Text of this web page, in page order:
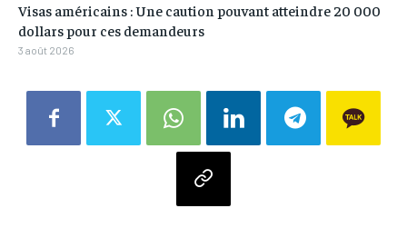
Visas américains : Une caution pouvant atteindre 20 000
dollars pour ces demandeurs
3 août 2026